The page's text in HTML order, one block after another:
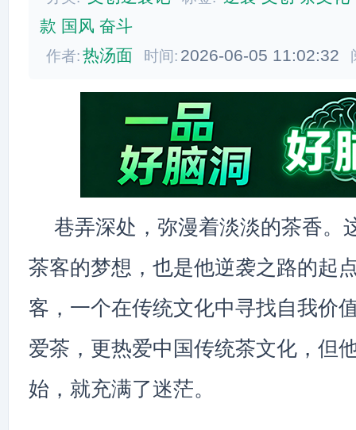
款 国风 奋斗
作者:热汤面 时间: 2026-06-05 11:02:32
巷弄深处，弥漫着淡淡的茶香。
茶客的梦想，也是他逆袭之路的起
客，一个在传统文化中寻找自我价
爱茶，更热爱中国传统茶文化，但
始，就充满了迷茫。